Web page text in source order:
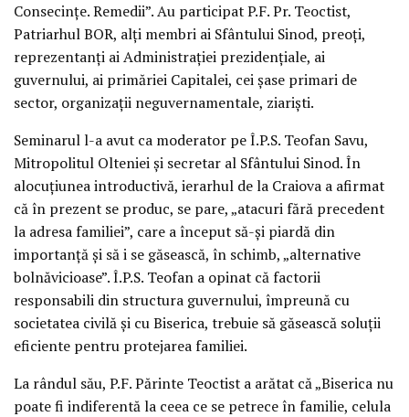
Consecinţe. Remedii”. Au participat P.F. Pr. Teoctist,
Patriarhul BOR, alţi membri ai Sfântului Sinod, preoţi,
reprezentanţi ai Administraţiei prezidenţiale, ai
guvernului, ai primăriei Capitalei, cei şase primari de
sector, organizaţii neguvernamentale, ziarişti.
Seminarul l-a avut ca moderator pe Î.P.S. Teofan Savu,
Mitropolitul Olteniei şi secretar al Sfântului Sinod. În
alocuţiunea introductivă, ierarhul de la Craiova a afirmat
că în prezent se produc, se pare, „atacuri fără precedent
la adresa familiei”, care a început să-şi piardă din
importanţă şi să i se găsească, în schimb, „alternative
bolnăvicioase”. Î.P.S. Teofan a opinat că factorii
responsabili din structura guvernului, împreună cu
societatea civilă şi cu Biserica, trebuie să găsească soluţii
eficiente pentru protejarea familiei.
La rândul său, P.F. Părinte Teoctist a arătat că „Biserica nu
poate fi indiferentă la ceea ce se petrece în familie, celula